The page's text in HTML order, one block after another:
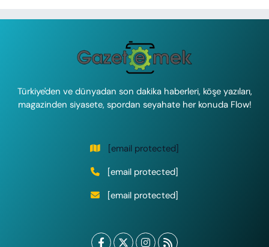
Türkiye'den ve dünyadan son dakika haberleri, köşe yazıları,
magazinden siyasete, spordan seyahate her konuda Flow!
[email protected]
[email protected]
[email protected]